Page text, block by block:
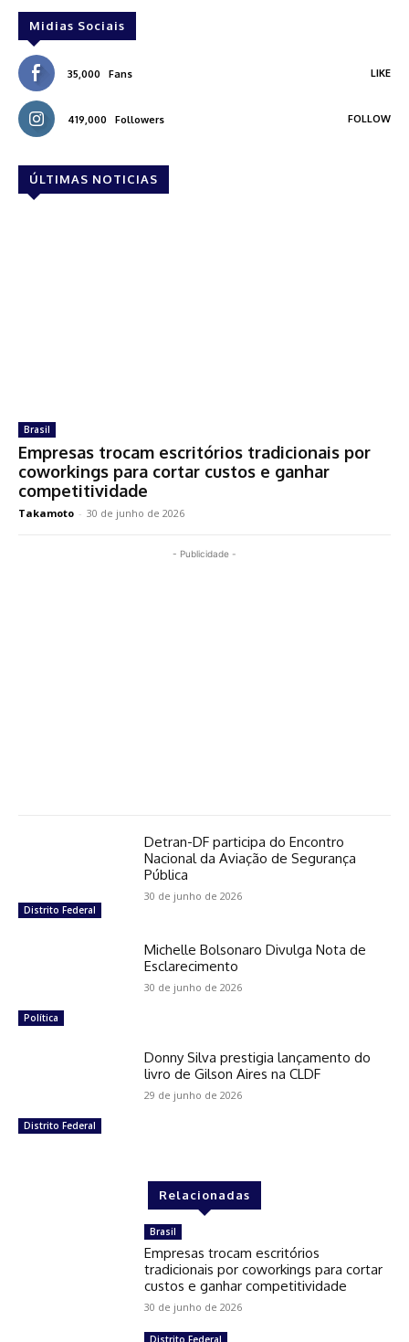
Midias Sociais
35,000 Fans LIKE
419,000 Followers FOLLOW
ÚLTIMAS NOTICIAS
Brasil
Empresas trocam escritórios tradicionais por
coworkings para cortar custos e ganhar
competitividade
Takamoto - 30 de junho de 2026
- Publicidade -
Distrito Federal
Detran-DF participa do Encontro
Nacional da Aviação de Segurança
Pública
30 de junho de 2026
Política
Michelle Bolsonaro Divulga Nota de
Esclarecimento
30 de junho de 2026
Distrito Federal
Donny Silva prestigia lançamento do
livro de Gilson Aires na CLDF
29 de junho de 2026
Relacionadas
Brasil
Empresas trocam escritórios
tradicionais por coworkings para cortar
custos e ganhar competitividade
30 de junho de 2026
Distrito Federal